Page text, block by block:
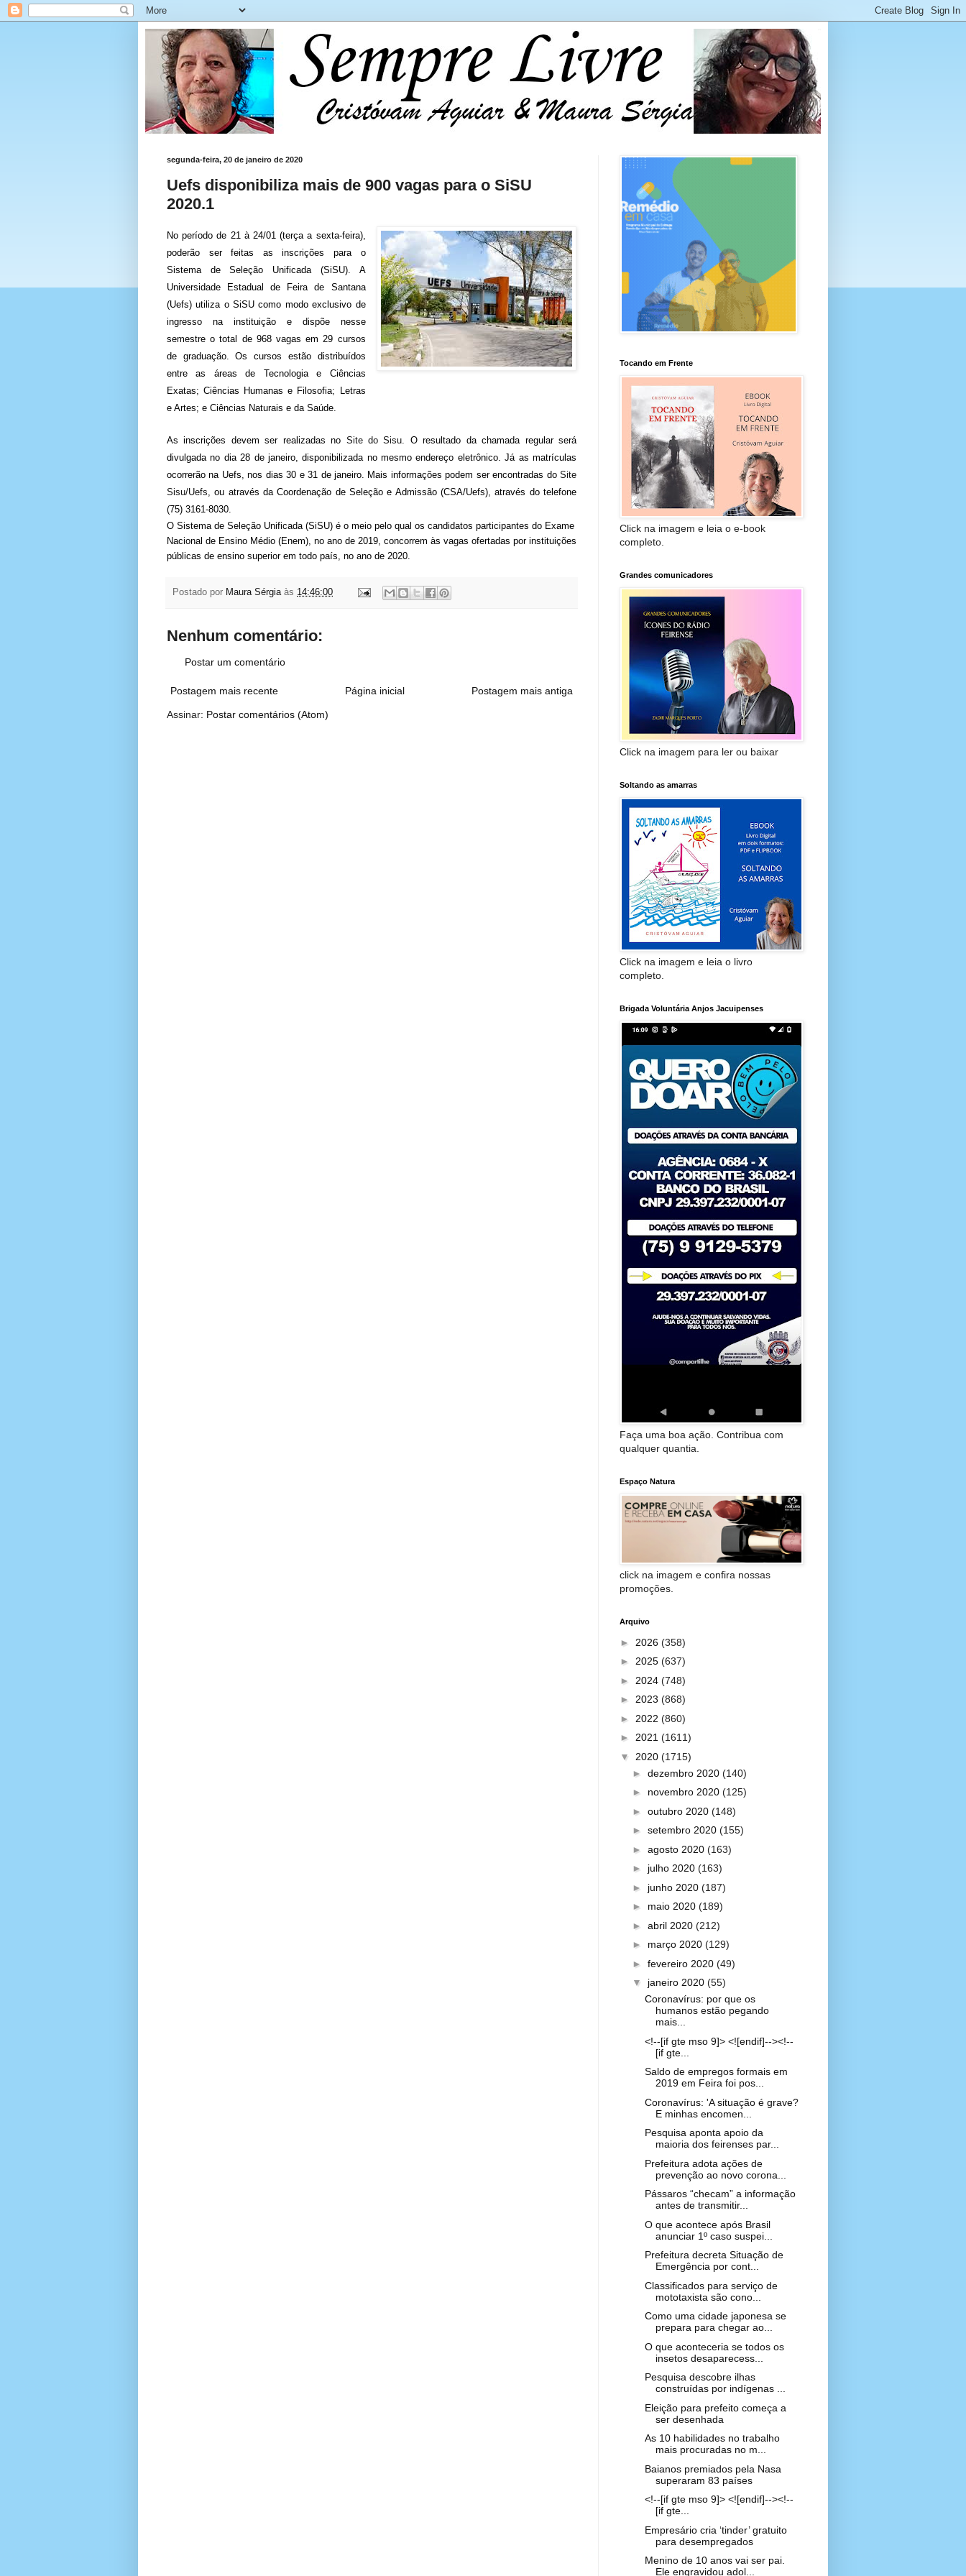
segunda-feira, 20 de janeiro de 2020
Uefs disponibiliza mais de 900 vagas para o SiSU
2020.1
No período de 21 à 24/01 (terça a sexta-feira),
poderão ser feitas as inscrições para o
Sistema de Seleção Unificada (SiSU). A
Universidade Estadual de Feira de Santana
(Uefs) utiliza o SiSU como modo exclusivo de
ingresso na instituição e dispõe nesse
semestre o total de 968 vagas em 29 cursos
de graduação. Os cursos estão distribuídos
entre as áreas de Tecnologia e Ciências
Exatas; Ciências Humanas e Filosofia; Letras
e Artes; e Ciências Naturais e da Saúde.
As inscrições devem ser realizadas no Site do Sisu. O resultado da chamada regular será
divulgada no dia 28 de janeiro, disponibilizada no mesmo endereço eletrônico. Já as matrículas
ocorrerão na Uefs, nos dias 30 e 31 de janeiro. Mais informações podem ser encontradas do Site
Sisu/Uefs, ou através da Coordenação de Seleção e Admissão (CSA/Uefs), através do telefone
(75) 3161-8030.
O Sistema de Seleção Unificada (SiSU) é o meio pelo qual os candidatos participantes do Exame
Nacional de Ensino Médio (Enem), no ano de 2019, concorrem às vagas ofertadas por instituições
públicas de ensino superior em todo país, no ano de 2020.
Postado por Maura Sérgia às 14:46:00
Nenhum comentário:
Postar um comentário
Postagem mais recente Postagem mais antiga
Página inicial
Assinar: Postar comentários (Atom)
Tocando em Frente
Click na imagem e leia o e-book
completo.
Grandes comunicadores
Click na imagem para ler ou baixar
Soltando as amarras
Click na imagem e leia o livro
completo.
Brigada Voluntária Anjos Jacuipenses
Faça uma boa ação. Contribua com
qualquer quantia.
Espaço Natura
click na imagem e confira nossas
promoções.
Arquivo
► 2026 (358)
► 2025 (637)
► 2024 (748)
► 2023 (868)
► 2022 (860)
► 2021 (1611)
▼ 2020 (1715)
► dezembro 2020 (140)
► novembro 2020 (125)
► outubro 2020 (148)
► setembro 2020 (155)
► agosto 2020 (163)
► julho 2020 (163)
► junho 2020 (187)
► maio 2020 (189)
► abril 2020 (212)
► março 2020 (129)
► fevereiro 2020 (49)
▼ janeiro 2020 (55)
Coronavírus: por que os
humanos estão pegando
mais...
<!--[if gte mso 9]> <![endif]--><!--
[if gte...
Saldo de empregos formais em
2019 em Feira foi pos...
Coronavírus: 'A situação é grave?
E minhas encomen...
Pesquisa aponta apoio da
maioria dos feirenses par...
Prefeitura adota ações de
prevenção ao novo corona...
Pássaros “checam” a informação
antes de transmitir...
O que acontece após Brasil
anunciar 1º caso suspei...
Prefeitura decreta Situação de
Emergência por cont...
Classificados para serviço de
mototaxista são cono...
Como uma cidade japonesa se
prepara para chegar ao...
O que aconteceria se todos os
insetos desaparecess...
Pesquisa descobre ilhas
construídas por indígenas ...
Eleição para prefeito começa a
ser desenhada
As 10 habilidades no trabalho
mais procuradas no m...
Baianos premiados pela Nasa
superaram 83 países
<!--[if gte mso 9]> <![endif]--><!--
[if gte...
Empresário cria ‘tinder’ gratuito
para desempregados
Menino de 10 anos vai ser pai.
Ele engravidou adol...